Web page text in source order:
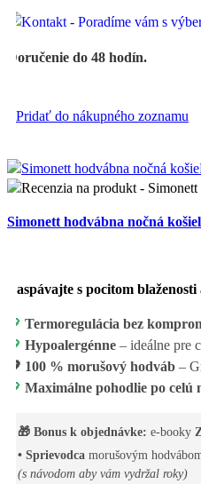
Doručenie do 48 hodín.
Pridať do nákupného zoznamu
Simonett hodvábna nočná
Zaspávajte s pocitom blaženosti
💖 Termoregulácia bez
💖 Hypoalergénne – ideálne pre
💖 100 % morušový hodváb –
💖 Maximálne pohodlie po celú
🎁 Bonus k objednávke: e-booky
• Sprievodca morušovým
(s návodom aby vám vydržal roky)